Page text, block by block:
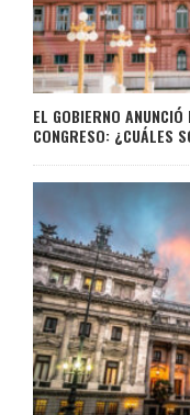
EL GOBIERNO
CONGRESO: ¿CUÁLES